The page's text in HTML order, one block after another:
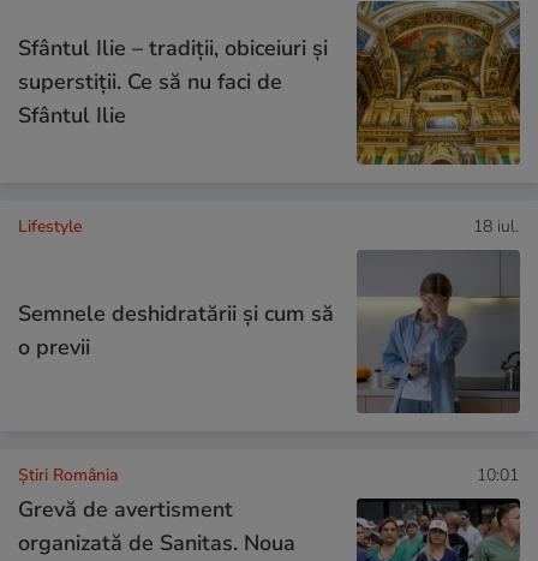
Sfântul Ilie – tradiții, obiceiuri și
superstiții. Ce să nu faci de
Sfântul Ilie
Lifestyle 18 iul.
Semnele deshidratării și cum să
o previi
Știri România 10:01
Grevă de avertisment
organizată de Sanitas. Noua